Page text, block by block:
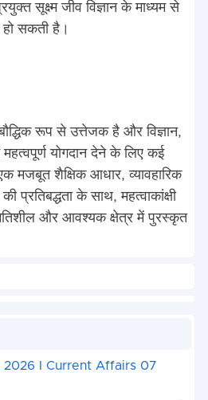
सूक्ष्म जीव विज्ञान के माध्यम से
सकती है।
बौद्धिक रूप से उत्तेजक है और विज्ञान,
योगदान देने के लिए कई
मजबूत शैक्षिक आधार, व्यावहारिक
के साथ, महत्वाकांक्षी
गतिशील और आवश्यक क्षेत्र में पुरस्कृत
2026 I Current Affairs 07